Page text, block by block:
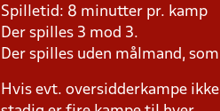
Spilletid: 8 minutter pr. kamp
Der spilles 3 mod 3.
Der spilles uden målmand,
Hvis evt. oversidderkampe